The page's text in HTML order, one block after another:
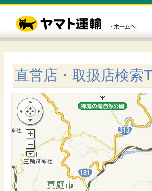
直営店・取扱店検索